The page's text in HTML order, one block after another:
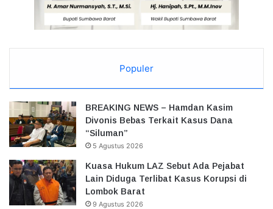
Populer
BREAKING NEWS – Hamdan Kasim
Divonis Bebas Terkait Kasus Dana
“Siluman”
5 Agustus 2026
Kuasa Hukum LAZ Sebut Ada Pejabat
Lain Diduga Terlibat Kasus Korupsi di
Lombok Barat
9 Agustus 2026